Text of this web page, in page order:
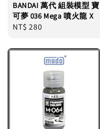
BANDAI 萬代 組裝模型 寶
可夢 036 Mega 噴火龍 X
Regular
NT$ 280